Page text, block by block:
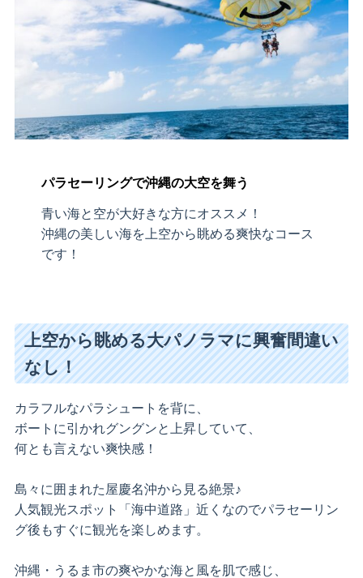
パラセーリングで沖縄の大空を舞う
青い海と空が大好きな方にオススメ！
沖縄の美しい海を上空から眺める爽快なコース
です！
上空から眺める大パノラマに興奮間違い
なし！
カラフルなパラシュートを背に、
ボートに引かれグングンと上昇していて、
何とも言えない爽快感！
島々に囲まれた屋慶名沖から見る絶景♪
人気観光スポット「海中道路」近くなのでパラセーリン
グ後もすぐに観光を楽しめます。
沖縄・うるま市の爽やかな海と風を肌で感じ、